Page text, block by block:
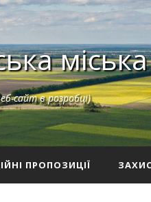
сайт в розробці)
ПРОПОЗИЦІЇ